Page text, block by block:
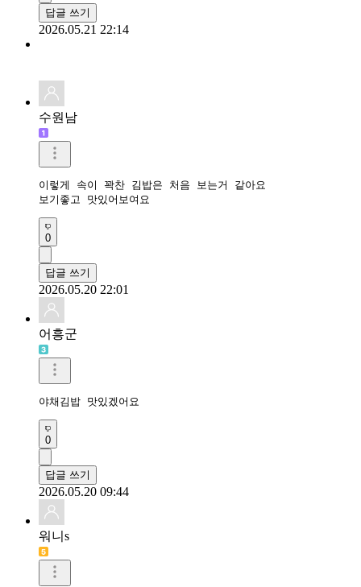
답글 쓰기
2026.05.21 22:14
수원남
이렇게 속이 꽉찬 김밥은 처음 보는거 같아요
보기좋고 맛있어보여요
0
답글 쓰기
2026.05.20 22:01
어흥군
야채김밥 맛있겠어요
0
답글 쓰기
2026.05.20 09:44
워니s